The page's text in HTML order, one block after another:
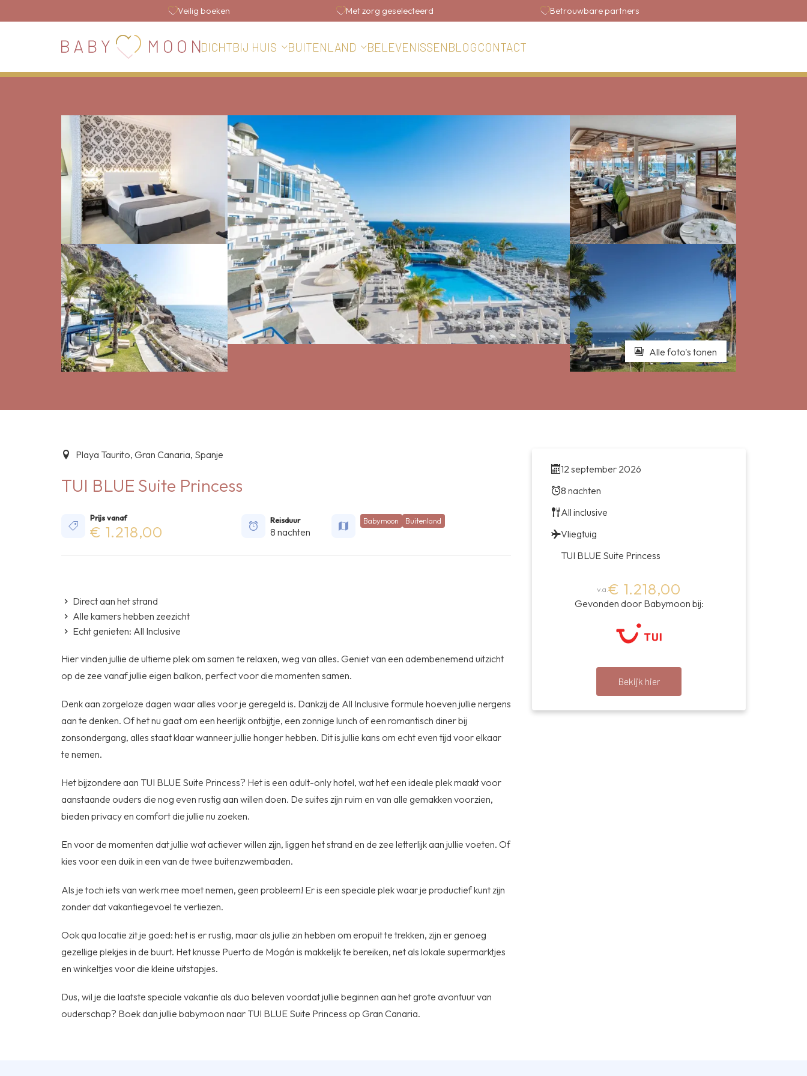
Veilig boeken Met zorg geselecteerd Betrouwbare partners
DICHTBIJ HUIS BUITENLAND BELEVENISSENBLOGCONTACT
Alle foto's tonen
12 september 2026
8 nachten
All inclusive
Vliegtuig
TUI BLUE Suite Princess
v.a. € 1.218,00
Gevonden door Babymoon bij:
Bekijk hier
Playa Taurito, Gran Canaria, Spanje
TUI BLUE Suite Princess
Prijs vanaf
€ 1.218,00
Reisduur
8 nachten
Babymoon Buitenland
Direct aan het strand
Alle kamers hebben zeezicht
Echt genieten: All Inclusive
Hier vinden jullie de ultieme plek om samen te relaxen, weg van alles. Geniet van een adembenemend uitzicht
op de zee vanaf jullie eigen balkon, perfect voor die momenten samen.
Denk aan zorgeloze dagen waar alles voor je geregeld is. Dankzij de All Inclusive formule hoeven jullie nergens
aan te denken. Of het nu gaat om een heerlijk ontbijtje, een zonnige lunch of een romantisch diner bij
zonsondergang, alles staat klaar wanneer jullie honger hebben. Dit is jullie kans om echt even tijd voor elkaar
te nemen.
Het bijzondere aan TUI BLUE Suite Princess? Het is een adult-only hotel, wat het een ideale plek maakt voor
aanstaande ouders die nog even rustig aan willen doen. De suites zijn ruim en van alle gemakken voorzien,
bieden privacy en comfort die jullie nu zoeken.
En voor de momenten dat jullie wat actiever willen zijn, liggen het strand en de zee letterlijk aan jullie voeten. Of
kies voor een duik in een van de twee buitenzwembaden.
Als je toch iets van werk mee moet nemen, geen probleem! Er is een speciale plek waar je productief kunt zijn
zonder dat vakantiegevoel te verliezen.
Ook qua locatie zit je goed: het is er rustig, maar als jullie zin hebben om eropuit te trekken, zijn er genoeg
gezellige plekjes in de buurt. Het knusse Puerto de Mogán is makkelijk te bereiken, net als lokale supermarktjes
en winkeltjes voor die kleine uitstapjes.
Dus, wil je die laatste speciale vakantie als duo beleven voordat jullie beginnen aan het grote avontuur van
ouderschap? Boek dan jullie babymoon naar TUI BLUE Suite Princess op Gran Canaria.